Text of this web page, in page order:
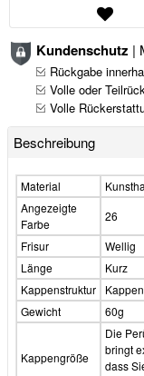
Kundenschutz |
Rückgabe
Volle oder
Volle
Beschreibung
Material
Angezeigte
Farbe
26
Frisur
Wellig
Länge
Kurz
Kappenstruktur
Gewicht
60g
Kappengröße
Die
bringt
dass